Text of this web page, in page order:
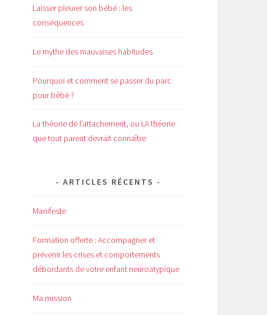
Laisser pleurer son bébé : les
conséquences
Le mythe des mauvaises habitudes
Pourquoi et comment se passer du parc
pour bébé ?
La théorie de l’attachement, ou LA théorie
que tout parent devrait connaître
ARTICLES RÉCENTS
Manifeste
Formation offerte : Accompagner et
prévenir les crises et comportements
débordants de votre enfant neuroatypique
Ma mission